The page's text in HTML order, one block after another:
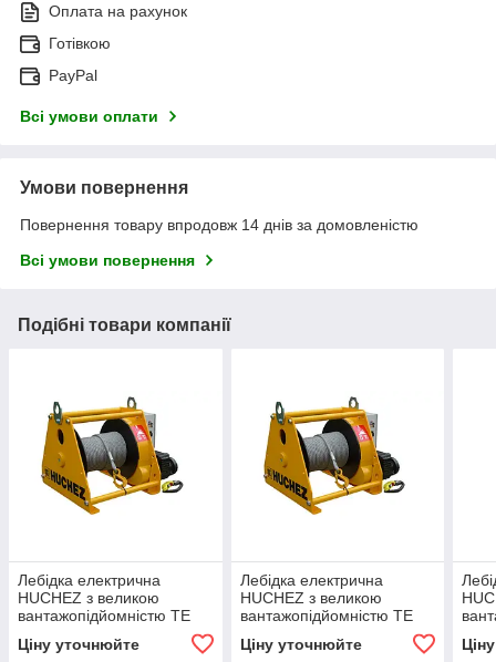
Оплата на рахунок
Готівкою
PayPal
Всі умови оплати
Умови повернення
Повернення товару впродовж 14 днів за домовленістю
Всі умови повернення
Подібні товари компанії
Лебідка електрична
HUCHEZ з великою
вантажопідйомністю TE
900 кг/11м /хв, регулятор
швидкості
Ціну уточнюйте
Лебідка електрична
HUCHEZ з великою
вантажопідйомністю TE
600 кг/10 м / хв, регулятор
швидкості
Ціну уточнюйте